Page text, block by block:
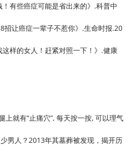
有些癌症可能是省出来的》.科普中
招让癌症一辈子不惹你》.生命时报.20
样的女人！赶紧对照一下！》.健康
上就有“止痛穴”, 每天按一按, 可以理气
男人？2013年其墓葬被发现，揭开历